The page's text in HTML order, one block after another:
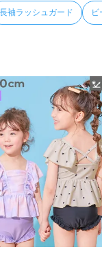
長袖ラッシュガード ビ